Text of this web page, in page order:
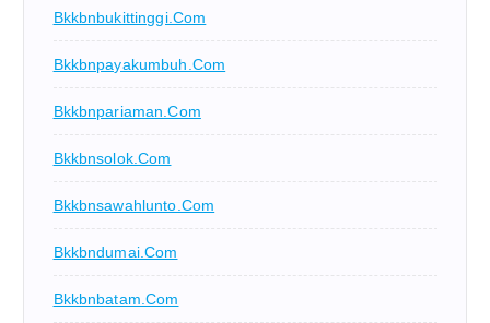
Bkkbnbukittinggi.com
Bkkbnpayakumbuh.com
Bkkbnpariaman.com
Bkkbnsolok.com
Bkkbnsawahlunto.com
Bkkbndumai.com
Bkkbnbatam.com